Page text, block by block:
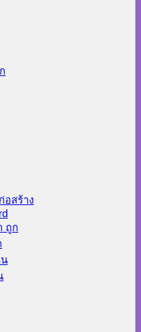
อสร้าง
ถูก